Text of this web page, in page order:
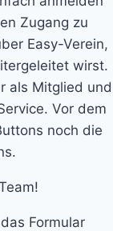
Zugang zu
Easy-Verein,
wirst.
als Mitglied und
Vor dem
noch die
Formular